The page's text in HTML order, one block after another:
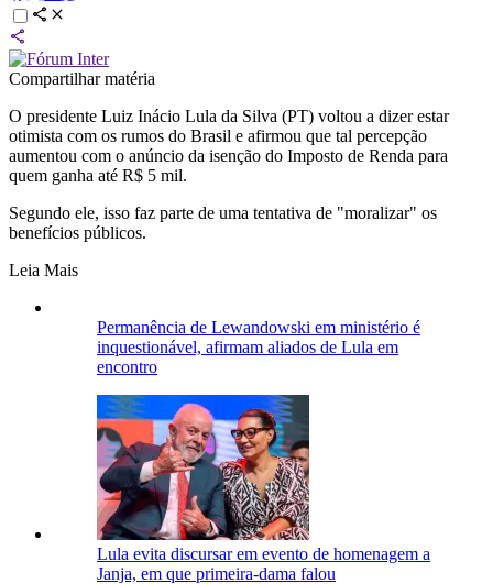
Compartilhar matéria
O presidente Luiz Inácio Lula da Silva (PT) voltou a dizer estar
otimista com os rumos do Brasil e afirmou que tal percepção
aumentou com o anúncio da isenção do Imposto de Renda para
quem ganha até R$ 5 mil.
Segundo ele, isso faz parte de uma tentativa de "moralizar" os
benefícios públicos.
Leia Mais
Permanência de Lewandowski em ministério é
inquestionável, afirmam aliados de Lula em
encontro
Lula evita discursar em evento de homenagem a
Janja, em que primeira-dama falou